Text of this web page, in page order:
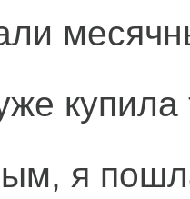
купила
я